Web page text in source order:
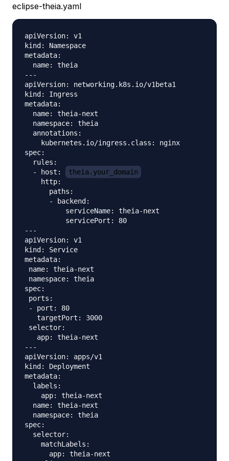
eclipse-theia.yaml
apiVersion: v1
kind: Namespace
metadata:
  name: theia
---
apiVersion: networking.k8s.io/v1beta1
kind: Ingress
metadata:
  name: theia-next
  namespace: theia
  annotations:
    kubernetes.io/ingress.class: nginx
spec:
  rules:
  - host:
theia.your_domain
    http:
      paths:
      - backend:
          serviceName: theia-next
          servicePort: 80
---
apiVersion: v1
kind: Service
metadata:
name: theia-next
namespace: theia
spec:
ports:
- port: 80
   targetPort: 3000
selector:
   app: theia-next
---
apiVersion: apps/v1
kind: Deployment
metadata:
  labels:
    app: theia-next
  name: theia-next
  namespace: theia
spec:
  selector:
    matchLabels:
      app: theia-next